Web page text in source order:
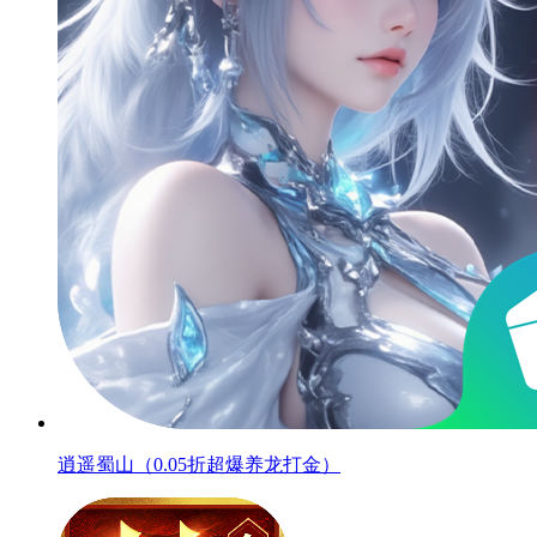
逍遥蜀山（0.05折超爆养龙打金）